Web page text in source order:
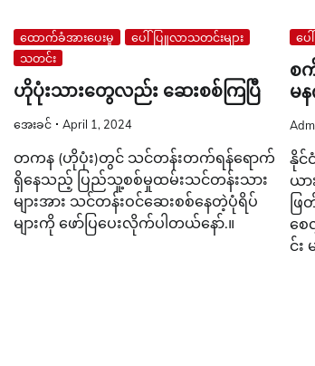
ထောက်ခံအားပေးမှု
ပေါ်ပြူလာသတင်းများ
သတင်း
ဟိုပုံးသားတွေလည်း ဆေးစစ်ကြပြီ
အေးခင် April 1, 2024
တကန (ဟိုပုံး)တွင် သင်တန်းတက်ရန်ရောက်
ရှိနေသည့် ပြည်သူ့စစ်မှုထမ်းသင်တန်းသား
များအား သင်တန်းဝင်ဆေးစစ်နေတဲ့ပုံရိပ်
များကို ဖော်ပြပေးလိုက်ပါတယ်နော်.။
ပေ
စ
မ
နိုင်
ယာ
ဖ
စ
င်း